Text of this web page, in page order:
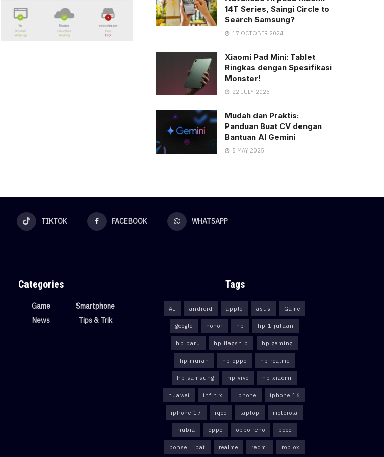
14T Series, Saingi Circle to
Search Samsung?
17 OCTOBER 2024
Xiaomi Pad Mini: Tablet
Ringkas dengan Spesifikasi
Monster!
22 JULY 2025
Mudah dan Praktis:
Panduan Buat CV dengan
Bantuan AI Gemini
5 MAY 2025
TIKTOK FACEBOOK WHATSAPP
Categories
Game
News
Smartphone
Tips & Trik
Tags
AI android apple asus Game
google honor hp hp 1 jutaan
hp baru hp flagship hp gaming
hp murah hp oppo hp realme
hp samsung hp vivo hp xiaomi
huawei infinix iphone iphone 16
iphone 17 iqoo laptop motorola
nubia oppo oppo reno poco
ponsel lipat realme redmi roblox